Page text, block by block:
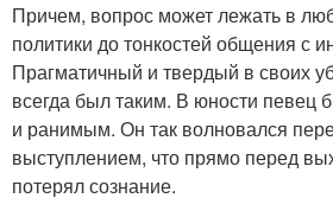
Причем, вопрос может лежать в
политики до тонкостей общения с
Прагматичный и твердый в своих
всегда был таким. В юности певец
и ранимым. Он так волновался
выступлением, что прямо перед
потерял сознание.